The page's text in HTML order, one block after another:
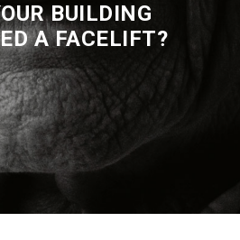
BUILDING
A FACELIFT?